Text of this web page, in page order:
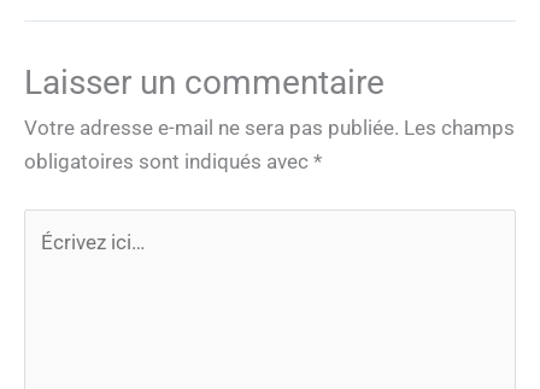
Laisser un commentaire
Votre adresse e-mail ne sera pas publiée. Les champs
obligatoires sont indiqués avec *